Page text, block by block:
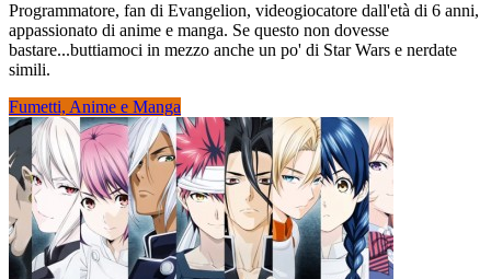
Programmatore, fan di Evangelion, videogiocatore dall'età di 6 anni,
appassionato di anime e manga. Se questo non dovesse
bastare...buttiamoci in mezzo anche un po' di Star Wars e nerdate
simili.
Fumetti, Anime e Manga